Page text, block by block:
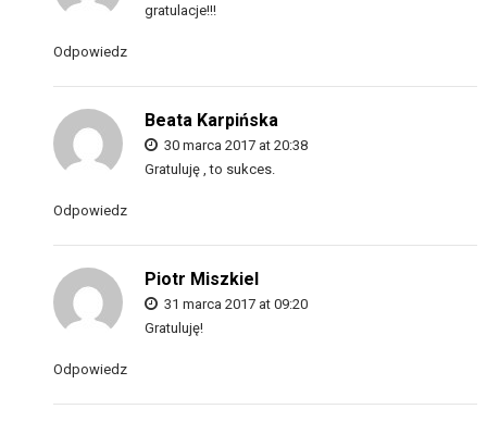
gratulacje!!!
Odpowiedz
Beata Karpińska
30 marca 2017 at 20:38
Gratuluję , to sukces.
Odpowiedz
Piotr Miszkiel
31 marca 2017 at 09:20
Gratuluję!
Odpowiedz